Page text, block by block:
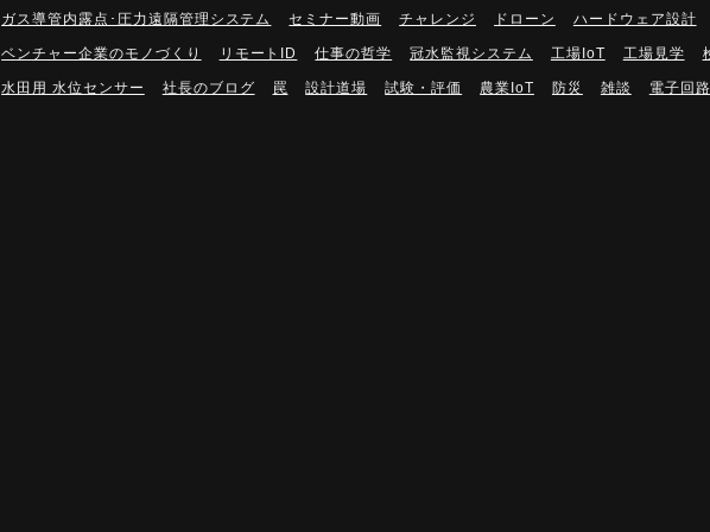
ガス導管内露点･圧力遠隔管理システム セミナー動画 チャレンジ ドローン ハードウェア設計
ベンチャー企業のモノづくり リモートID 仕事の哲学 冠水監視システム 工場IoT 工場見学
水田用 水位センサー 社長のブログ 罠 設計道場 試験・評価 農業IoT 防災 雑談 電子回路